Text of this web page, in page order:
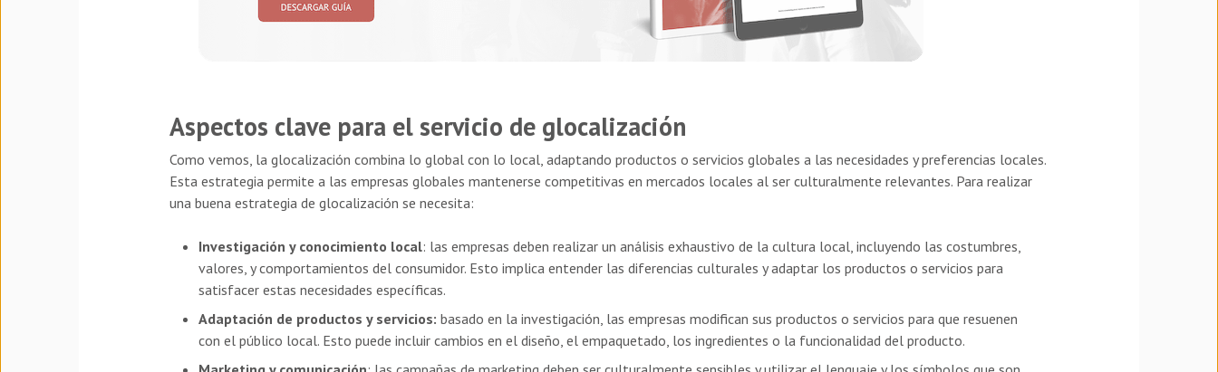
Aspectos clave para el servicio de glocalización
Como vemos, la glocalización combina lo global con lo local, adaptando productos o servicios globales a las necesidades y preferencias locales.
Esta estrategia permite a las empresas globales mantenerse competitivas en mercados locales al ser culturalmente relevantes. Para realizar
una buena estrategia de glocalización se necesita:
Investigación y conocimiento local: las empresas deben realizar un análisis exhaustivo de la cultura local, incluyendo las costumbres,
valores, y comportamientos del consumidor. Esto implica entender las diferencias culturales y adaptar los productos o servicios para
satisfacer estas necesidades específicas.
Adaptación de productos y servicios: basado en la investigación, las empresas modifican sus productos o servicios para que resuenen
con el público local. Esto puede incluir cambios en el diseño, el empaquetado, los ingredientes o la funcionalidad del producto.